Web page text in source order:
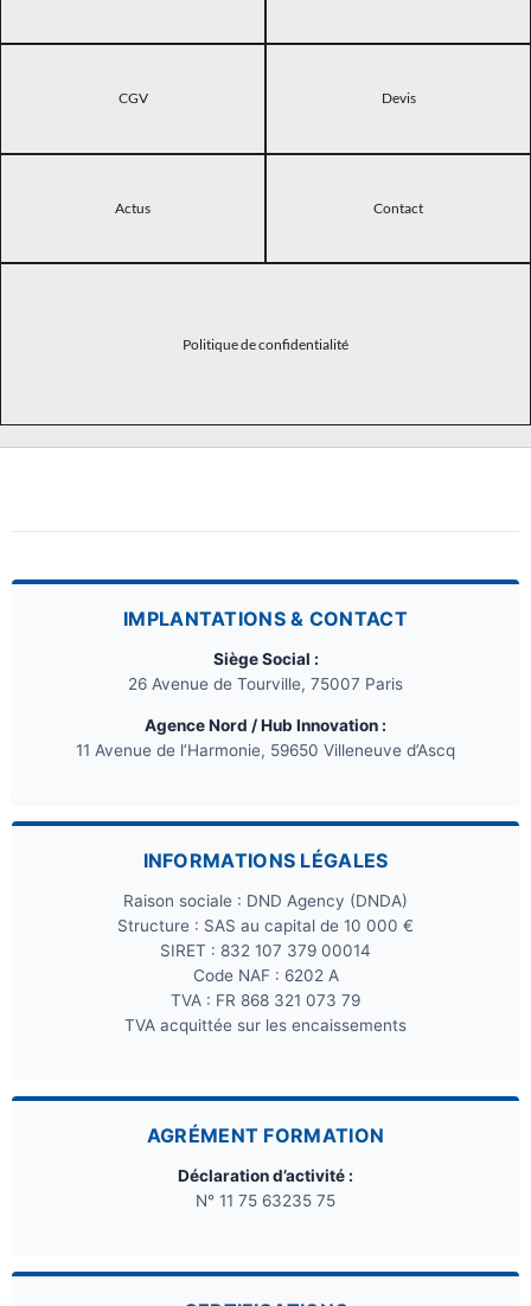
CGV Devis
Actus Contact
Politique de confidentialité
IMPLANTATIONS & CONTACT
Siège Social :
26 Avenue de Tourville, 75007 Paris
Agence Nord / Hub Innovation :
11 Avenue de l’Harmonie, 59650 Villeneuve d’Ascq
INFORMATIONS LÉGALES
Raison sociale : DND Agency (DNDA)
Structure : SAS au capital de 10 000 €
SIRET : 832 107 379 00014
Code NAF : 6202 A
TVA : FR 868 321 073 79
TVA acquittée sur les encaissements
AGRÉMENT FORMATION
Déclaration d’activité :
N° 11 75 63235 75